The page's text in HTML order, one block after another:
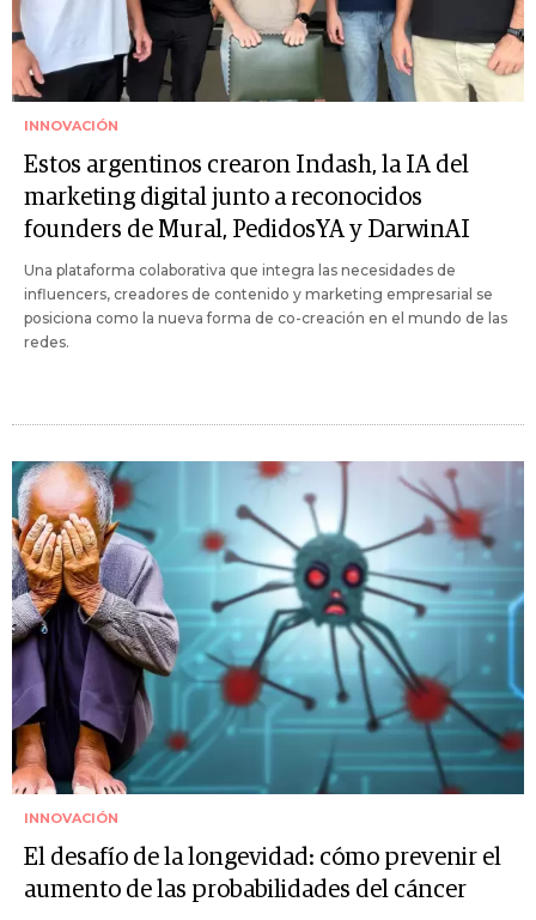
INNOVACIÓN
Estos argentinos crearon Indash, la IA del
marketing digital junto a reconocidos
founders de Mural, PedidosYA y DarwinAI
Una plataforma colaborativa que integra las necesidades de
influencers, creadores de contenido y marketing empresarial se
posiciona como la nueva forma de co-creación en el mundo de las
redes.
INNOVACIÓN
El desafío de la longevidad: cómo prevenir el
aumento de las probabilidades del cáncer